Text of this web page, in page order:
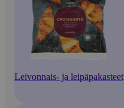
Leivonnais- ja leipäpakasteet